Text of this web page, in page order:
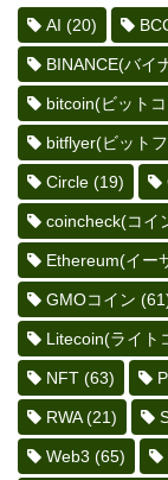
AI (20)
BINANCE(バイ
bitcoin(ビット
bitflyer(ビット
Circle (19)
coincheck(コイ
Ethereum(イー
GMOコイン
Litecoin(ライト
NFT (63)
RWA(21)
Web3 (65)